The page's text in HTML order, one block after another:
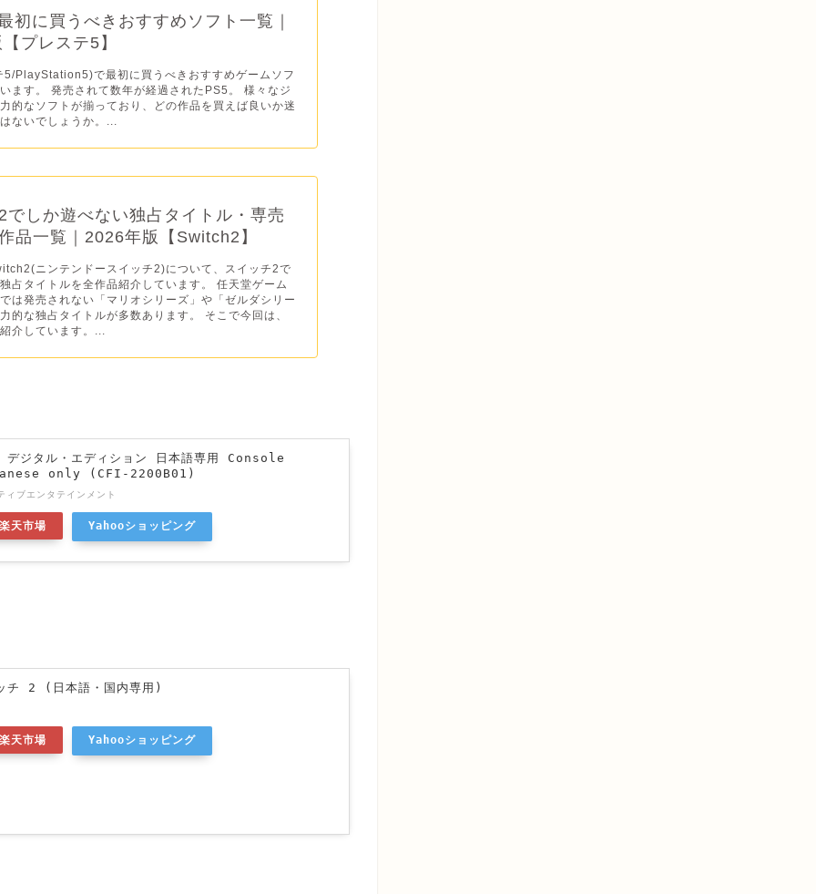
初に買うべきおすすめソフト一覧｜
プレステ5】
5/PlayStation5)で最初に買うべきおすすめゲームソフ
ます。 発売されて数年が経過されたPS5。 様々なジ
的なソフトが揃っており、どの作品を買えば良いか迷
ないでしょうか。...
でしか遊べない独占タイトル・専売
品一覧｜2026年版【Switch2】
ニンテンドースイッチ2)について、スイッチ2で
占タイトルを全作品紹介しています。 任天堂ゲーム
は発売されない「マリオシリーズ」や「ゼルダシリー
的な独占タイトルが多数あります。 そこで今回は、
介しています。...
タル・エディション 日本語専用 Console
only (CFI-2200B01)
ィブエンタテインメント
楽天市場 Yahooショッピング
チ 2 (日本語・国内専用)
楽天市場 Yahooショッピング